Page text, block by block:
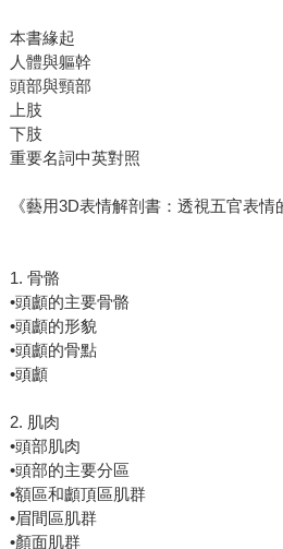
本書緣起
人體與軀幹
頭部與頸部
上肢
下肢
重要名詞中英對照
《藝用3D表情解剖書：透視五官表情
1. 骨骼
•頭顱的主要骨骼
•頭顱的形貌
•頭顱的骨點
•頭顱
2. 肌肉
•頭部肌肉
•頭部的主要分區
•額區和顱頂區肌群
•眉間區肌群
•顏面肌群